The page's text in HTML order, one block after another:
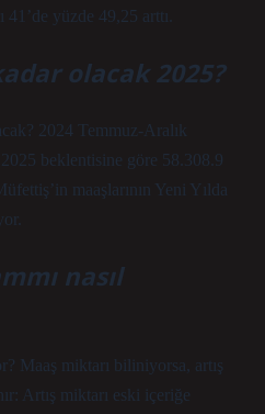
yüzde 49,25 arttı.
olacak 2025?
2024 Temmuz-Aralık
beklentisine göre 58.308.9
maaşlarının Yeni Yılda
nasıl
Maaş miktarı biliniyorsa, artış
Artış miktarı eski içeriğe